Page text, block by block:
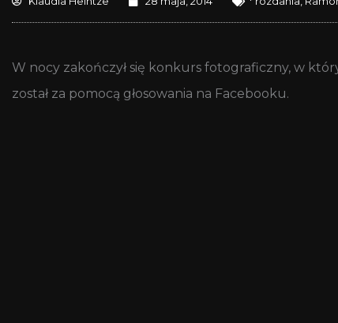
W nocy zakończył się konkurs fotograficzny, w
został za pomocą głosowania na Facebooku.